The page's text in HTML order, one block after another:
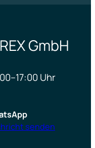
GmbH
Uhr
senden